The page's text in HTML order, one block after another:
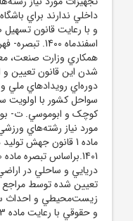
داخلي ندارند براي
اسفندماه
همکاري وزارت صنعت،
شدن اين قانون تعيين و
دوره‌اي رويدادهاي ملي
سواحل کشور با اولويت
کوچک و ابوموسي. ت-
مورد نياز رشته‌هاي
دريايي و ساحلي در
تعيين شده توسط
زيست‌محيطي و احداث
و حقوقي با رعايت ماده 13 اين قانون بلامانع است.